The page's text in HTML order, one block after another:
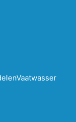
Vaatwasser